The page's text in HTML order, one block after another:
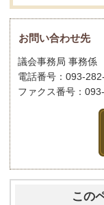
お問い合わせ先
議会事務局 事務係
電話番号：093-
ファクス番号：
この